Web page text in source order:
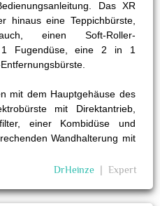
Das XR
hinaus eine Teppichbürste,
einen Soft-Roller-
Fugendüse, eine 2 in 1
mit dem Hauptgehäuse des
mit Direktantrieb,
einer Kombidüse und
Wandhalterung mit
DrHeinze
Expert